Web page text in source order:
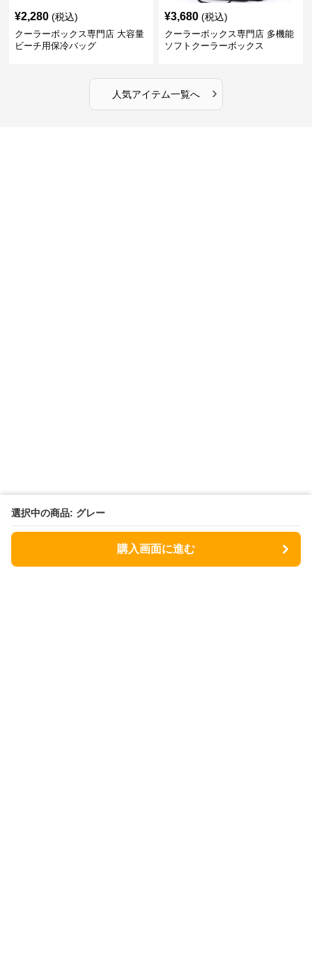
選択中の商品: グレー
購入画面に進む
¥2,280 (税込)
クーラーボックス専門店 大容量
ビーチ用保冷バッグ
¥3,680 (税込)
クーラーボックス専門店 多機能
ソフトクーラーボックス
人気アイテム一覧へ ›